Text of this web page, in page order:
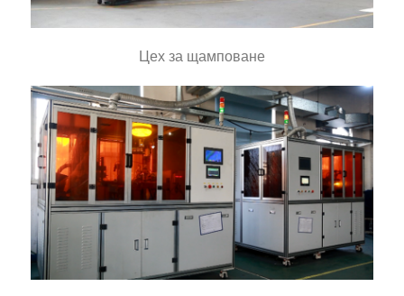
Цех за щамповане